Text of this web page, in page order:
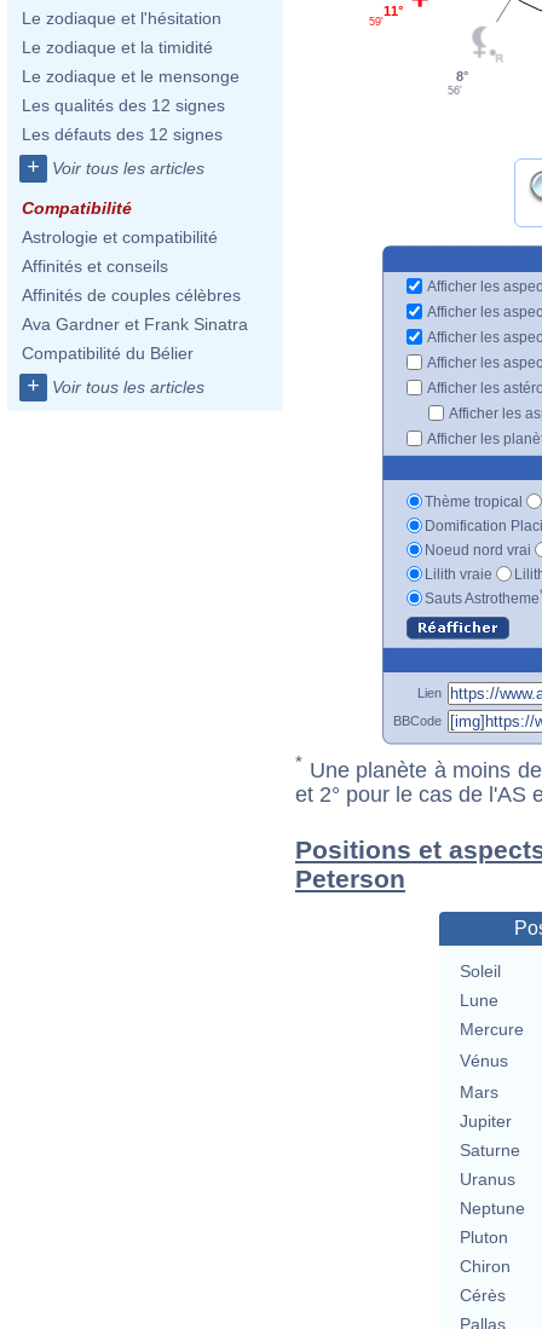
Le zodiaque et l'hésitation
Le zodiaque et la timidité
Le zodiaque et le mensonge
Les qualités des 12 signes
Les défauts des 12 signes
+ Voir tous les articles
Compatibilité
Astrologie et compatibilité
Affinités et conseils
Affinités de couples célèbres
Ava Gardner et Frank Sinatra
Compatibilité du Bélier
+ Voir tous les articles
11°
59'
8°
56'
Afficher les
Afficher les
Afficher les
Afficher les
Afficher les
Afficher les
Afficher les
Thème tropical
Domification
Noeud nord vrai
Lilith vraie
Sauts Astrotheme
Lien
BBCode
* Une planète à moins
et 2° pour le cas de l'AS
Positions et
Peterson
Soleil
Lune
Mercure
Vénus
Mars
Jupiter
Saturne
Uranus
Neptune
Pluton
Chiron
Cérès
Pallas